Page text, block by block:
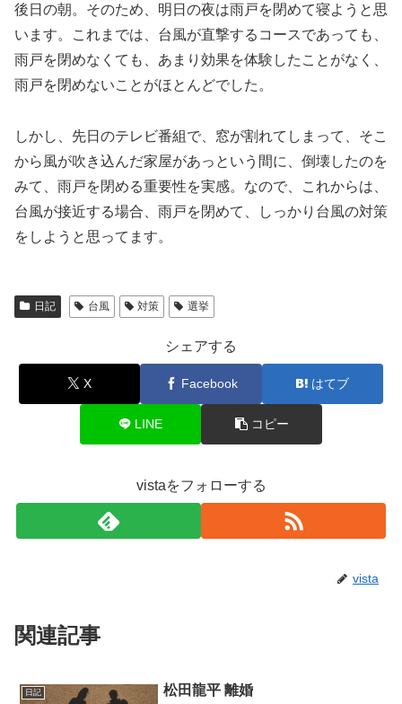
後日の朝。そのため、明日の夜は雨戸を閉めて寝ようと思
います。これまでは、台風が直撃するコースであっても、
雨戸を閉めなくても、あまり効果を体験したことがなく、
雨戸を閉めないことがほとんどでした。
しかし、先日のテレビ番組で、窓が割れてしまって、そこ
から風が吹き込んだ家屋があっという間に、倒壊したのを
みて、雨戸を閉める重要性を実感。なので、これからは、
台風が接近する場合、雨戸を閉めて、しっかり台風の対策
をしようと思ってます。
日記 台風 対策 選挙
シェアする
X Facebook はてブ
LINE コピー
vistaをフォローする
vista
関連記事
日記 松田龍平 離婚